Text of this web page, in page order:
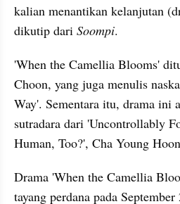
kalian menantikan kelanjutan
dikutip dari Soompi.
'When the Camellia Blooms'
Choon, yang juga menulis
Way'. Sementara itu, drama ini
sutradara dari 'Uncontrollably
Human, Too?', Cha Young
Drama 'When the Camellia
tayang perdana pada